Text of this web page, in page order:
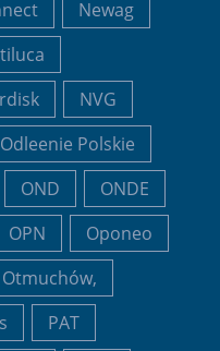
Newag
NVG
Odleenie Polskie
OND
ONDE
OPN
Oponeo
Otmuchów,
PAT